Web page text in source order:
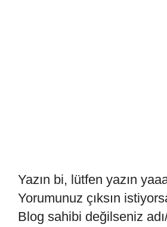
Yazın bi, lütfen yazın
Yorumunuz çıksın
Blog sahibi değilseniz adı/